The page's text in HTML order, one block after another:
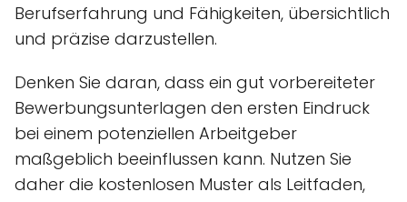
Berufserfahrung und Fähigkeiten, übersichtlich
und präzise darzustellen.
Denken Sie daran, dass ein gut vorbereiteter
Bewerbungsunterlagen den ersten Eindruck
bei einem potenziellen Arbeitgeber
maßgeblich beeinflussen kann. Nutzen Sie
daher die kostenlosen Muster als Leitfaden,